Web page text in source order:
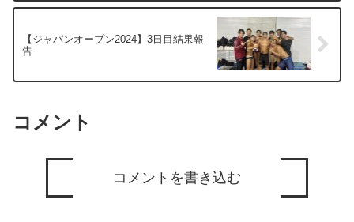
【ジャパンオープン2024】3日目結果報
告
コメント
コメントを書き込む